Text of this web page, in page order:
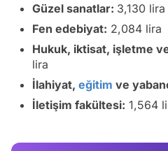
Güzel sanatlar: 3,130 lira
Fen edebiyat: 2,084 lira
Hukuk, iktisat, işletme
lira
İlahiyat, eğitim ve
İletişim fakültesi: 1,564